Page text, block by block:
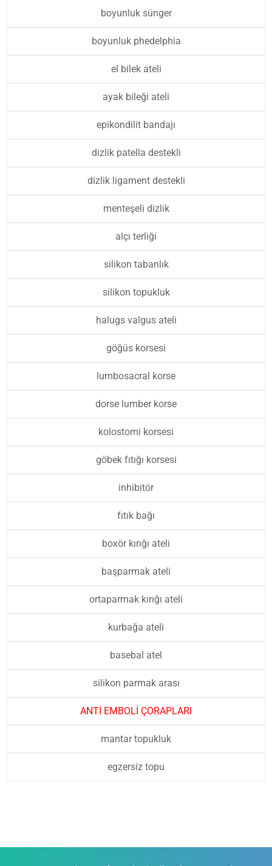
boyunluk sünger
boyunluk phedelphia
el bilek ateli
ayak bileği ateli
epikondilit bandajı
dizlik patella destekli
dizlik ligament destekli
menteşeli dizlik
alçı terliği
silikon tabanlık
silikon topukluk
halugs valgus ateli
göğüs korsesi
lumbosacral korse
dorse lumber korse
kolostomi korsesi
göbek fıtığı korsesi
inhibitör
fıtık bağı
boxör kırığı ateli
başparmak ateli
ortaparmak kırığı ateli
kurbağa ateli
basebal atel
silikon parmak arası
ANTİ EMBOLİ ÇORAPLARI
mantar topukluk
egzersiz topu